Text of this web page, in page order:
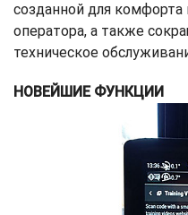
созданной для
оператора, а также
техническое
НОВЕЙШИЕ ФУНКЦИИ